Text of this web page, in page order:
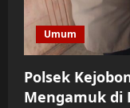
Umum
Polsek
Mengamuk di